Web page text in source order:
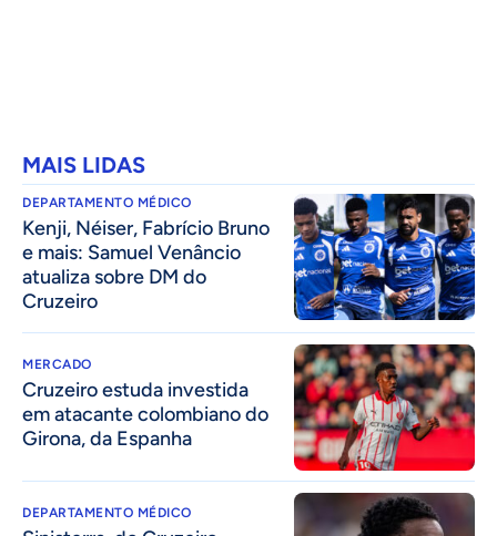
MAIS LIDAS
DEPARTAMENTO MÉDICO
Kenji, Néiser, Fabrício Bruno
e mais: Samuel Venâncio
atualiza sobre DM do
Cruzeiro
MERCADO
Cruzeiro estuda investida
em atacante colombiano do
Girona, da Espanha
DEPARTAMENTO MÉDICO